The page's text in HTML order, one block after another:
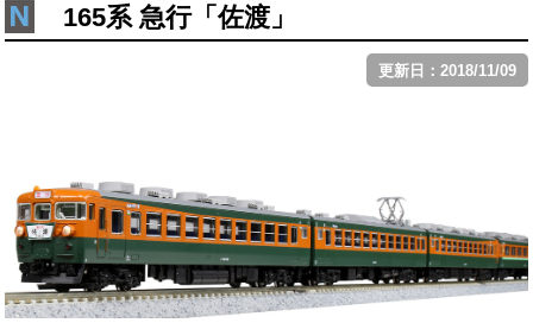
165系 急行「佐渡」
更新日：2018/11/09